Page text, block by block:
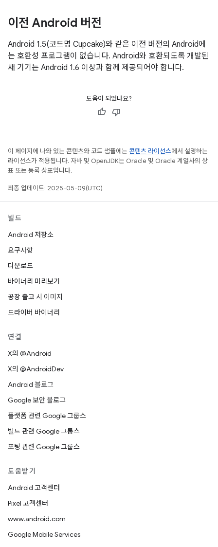
이전 Android 버전
Android 1.5(코드명 Cupcake)와 같은 이전 버전의 Android에
는 호환성 프로그램이 없습니다. Android와 호환되도록 개발된
새 기기는 Android 1.6 이상과 함께 제공되어야 합니다.
도움이 되었나요?
이 페이지에 나와 있는 콘텐츠와 코드 샘플에는 콘텐츠 라이선스에서 설명하는
라이선스가 적용됩니다. 자바 및 OpenJDK는 Oracle 및 Oracle 계열사의 상
표 또는 등록 상표입니다.
최종 업데이트: 2025-05-09(UTC)
빌드
Android 저장소
요구사항
다운로드
바이너리 미리보기
공장 출고 시 이미지
드라이버 바이너리
연결
X의 @Android
X의 @AndroidDev
Android 블로그
Google 보안 블로그
플랫폼 관련 Google 그룹스
빌드 관련 Google 그룹스
포팅 관련 Google 그룹스
도움받기
Android 고객센터
Pixel 고객센터
www.android.com
Google Mobile Services